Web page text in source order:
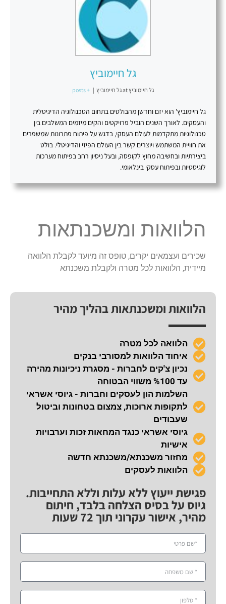
גל חיימוביץ
גל חיימוביץatגל חיימוביץ |
+ posts
גל חיימוביץ' הוא יזם וחדשן מהבולטים בתחום הטכנולוגיה הדיגיטלית
והעסקים. לאורך השנים הוביל פרויקטים והקים מיזמים המשלבים בין
טכנולוגיות מתקדמות לעולם העסקי, בדגש על פיתוח פתרונות שמשפרים
את חוויית המשתמש ויוצרים קשר בין העולם הפיזי והדיגיטלי. בולט
ביצירתיות ובחשיבה מחוץ לקופסה, ובעל ניסיון רחב בפיתוח מערכות
לוגיסטיות ובפיתוח עסקי בינלאומי.
הלוואות ומשכנתאות
שכירים ועצמאים יקרים, טופס זה מיועד לקבלת הלוואה
מיידית, הלוואות לכל מטרה ולקבלת משכנתא
הלוואות ומשכנתאות בהליך מהיר
הלוואה לכל מטרה
איחוד הלוואות למסורבי בנקים
נכיון צ'קים לחברות - מסגרת ניכיונות מהירה
עד %100 משווי הבטוחה
השלמות הון לעסקים וחברות - גיוסי אשראי
לתקופות ארוכות, צמצום בטחונות וביטול
שעבודים
גיוסי אשראי כנגד המחאות זכות וערבויות
אישיות
מחזור משכנתא/משכנתא חדשה
הלוואות לעסקים
פגישת ייעוץ ללא עלות וללא התחייבות.
גיוס על בסיס הצלחה בלבד, חיתום
מהיר, אישור עקרוני תוך 72 שעות